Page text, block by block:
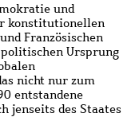
und
konstitutionellen
Französischen
Ursprung
nicht nur zum
entstandene
jenseits des Staates